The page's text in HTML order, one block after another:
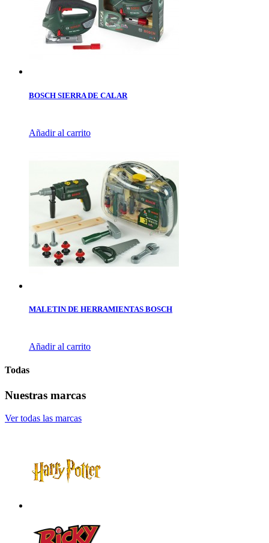
BOSCH SIERRA DE CALAR
Añadir al carrito
MALETIN DE HERRAMIENTAS BOSCH
Añadir al carrito
Todas
Nuestras marcas
Ver todas las marcas